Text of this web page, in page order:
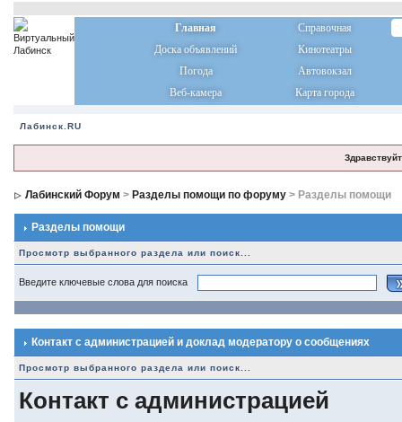
Главная
Справочная
Доска объявлений
Кинотеатры
Погода
Автовокзал
Веб-камера
Карта города
Лабинск.RU
Лабинский Форум > Разделы помощи по форуму> Разделы помощи
Разделы помощи
Просмотр выбранного раздела или поиск...
Введите ключевые слова для поиска
Контакт с администрацией и доклад модератору о сообщениях
Просмотр выбранного раздела или поиск...
Контакт с администрацией